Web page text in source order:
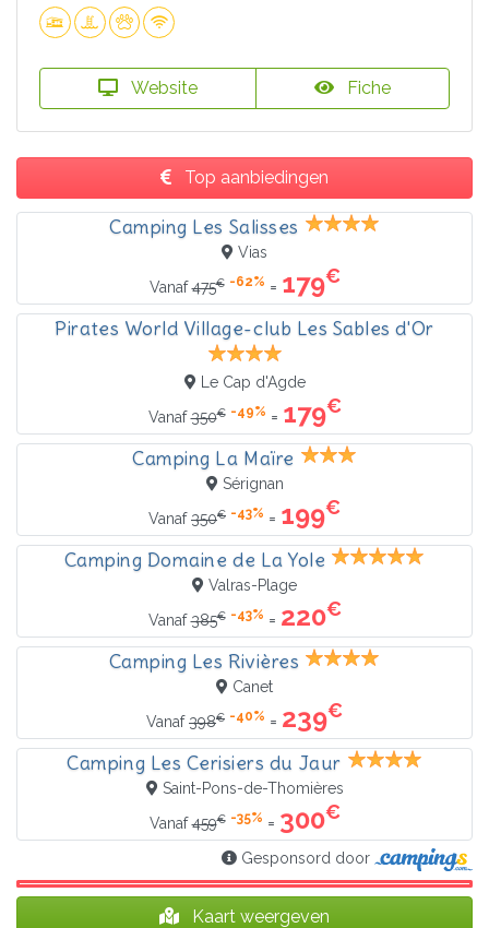
Website Fiche
Top aanbiedingen
Camping Les Salisses
Vias
Vanaf475€ -62% = 179€
Pirates World Village-club Les Sables d'Or
Le Cap d'Agde
Vanaf350€ -49% = 179€
Camping La Maïre
Sérignan
Vanaf350€ -43% = 199€
Camping Domaine de La Yole
Valras-Plage
Vanaf385€ -43% = 220€
Camping Les Rivières
Canet
Vanaf398€ -40% = 239€
Camping Les Cerisiers du Jaur
Saint-Pons-de-Thomières
Vanaf459€ -35% = 300€
Gesponsord door
Kaart weergeven